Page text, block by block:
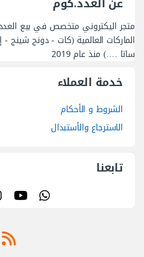
متجر اليكتروني متخصص في بيع
الماركات العالمية (كات - دونج
ساتا ….) منذ عام 2019
خدمة العملاء
الشروط و الأحكام
الاسترجاع والأستبدال
تابعنا